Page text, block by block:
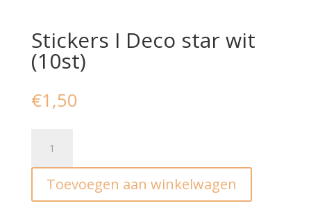
Stickers I Deco star wit
(10st)
€1,50
Deco
star
wit
Toevoegen aan winkelwagen